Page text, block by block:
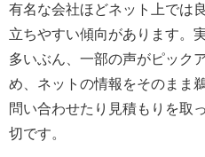
有名な会社ほどネット上では
立ちやすい傾向があります。
多いぶん、一部の声がピック
め、ネットの情報をそのまま
問い合わせたり見積もりを取
切です。